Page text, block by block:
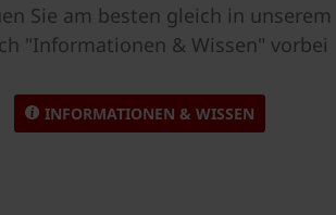
Sie am besten gleich in unserem
"Informationen & Wissen" vorbei
INFORMATIONEN & WISSEN